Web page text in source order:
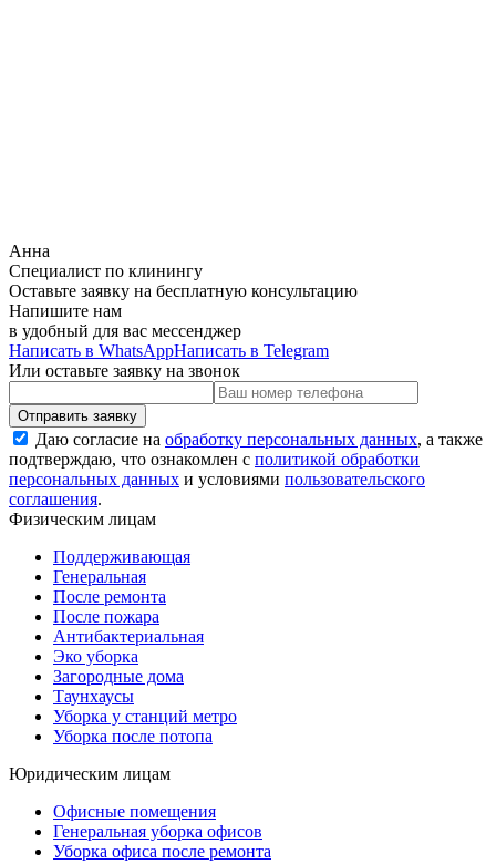
Анна
Специалист по клинингу
Оставьте заявку на бесплатную консультацию
Напишите нам
в удобный для вас мессенджер
Написать в WhatsAppНаписать в Telegram
Или оставьте заявку на звонок
Даю согласие на обработку персональных данных, а также
подтверждаю, что ознакомлен с политикой обработки
персональных данных и условиями пользовательского
соглашения.
Физическим лицам
Поддерживающая
Генеральная
После ремонта
После пожара
Антибактериальная
Эко уборка
Загородные дома
Таунхаусы
Уборка у станций метро
Уборка после потопа
Юридическим лицам
Офисные помещения
Генеральная уборка офисов
Уборка офиса после ремонта